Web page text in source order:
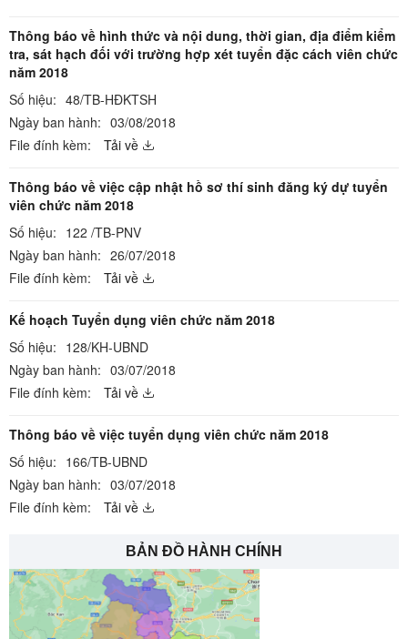
Thông báo về hình thức và nội dung, thời gian, địa điểm kiểm
tra, sát hạch đối với trường hợp xét tuyển đặc cách viên chức
năm 2018
Số hiệu: 48/TB-HĐKTSH
Ngày ban hành: 03/08/2018
File đính kèm:
Tải về
Thông báo về việc cập nhật hồ sơ thí sinh đăng ký dự tuyển
viên chức năm 2018
Số hiệu: 122 /TB-PNV
Ngày ban hành: 26/07/2018
File đính kèm:
Tải về
Kế hoạch Tuyển dụng viên chức năm 2018
Số hiệu: 128/KH-UBND
Ngày ban hành: 03/07/2018
File đính kèm:
Tải về
Thông báo về việc tuyển dụng viên chức năm 2018
Số hiệu: 166/TB-UBND
Ngày ban hành: 03/07/2018
File đính kèm:
Tải về
BẢN ĐỒ HÀNH CHÍNH